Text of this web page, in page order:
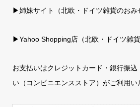
▶姉妹サイト（北欧・ドイツ雑貨のおみ
▶Yahoo Shopping店（北欧・ドイツ雑
お支払いはクレジットカード・銀行振
い（コンビニエンスストア）がご利用い